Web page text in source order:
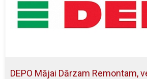
DEPO Mājai Dārzam Remontam,